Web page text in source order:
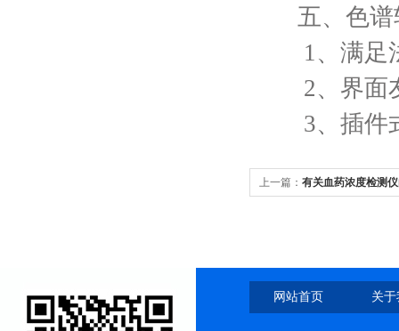
五、色谱
1、满足法
2、界面友
3、插件式
上一篇： 有关血药浓度检测
网站首页 关